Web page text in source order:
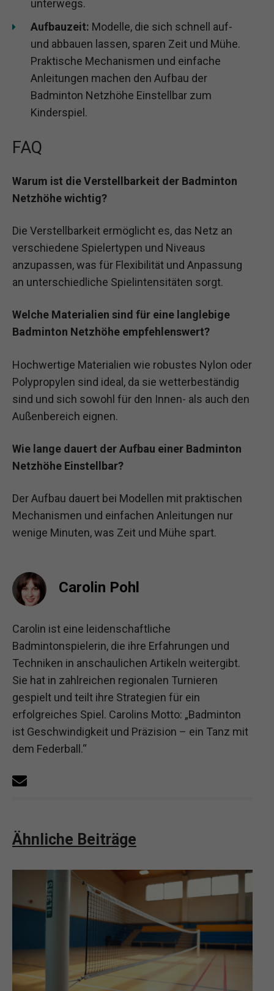
unterwegs.
Aufbauzeit: Modelle, die sich schnell auf-
und abbauen lassen, sparen Zeit und Mühe.
Praktische Mechanismen und einfache
Anleitungen machen den Aufbau der
Badminton Netzhöhe Einstellbar zum
Kinderspiel.
FAQ
Warum ist die Verstellbarkeit der Badminton
Netzhöhe wichtig?
Die Verstellbarkeit ermöglicht es, das Netz an
verschiedene Spielertypen und Niveaus
anzupassen, was für Flexibilität und Anpassung
an unterschiedliche Spielintensitäten sorgt.
Welche Materialien sind für eine langlebige
Badminton Netzhöhe empfehlenswert?
Hochwertige Materialien wie robustes Nylon oder
Polypropylen sind ideal, da sie wetterbeständig
sind und sich sowohl für den Innen- als auch den
Außenbereich eignen.
Wie lange dauert der Aufbau einer Badminton
Netzhöhe Einstellbar?
Der Aufbau dauert bei Modellen mit praktischen
Mechanismen und einfachen Anleitungen nur
wenige Minuten, was Zeit und Mühe spart.
Carolin Pohl
Carolin ist eine leidenschaftliche
Badmintonspielerin, die ihre Erfahrungen und
Techniken in anschaulichen Artikeln weitergibt.
Sie hat in zahlreichen regionalen Turnieren
gespielt und teilt ihre Strategien für ein
erfolgreiches Spiel. Carolins Motto: „Badminton
ist Geschwindigkeit und Präzision – ein Tanz mit
dem Federball.“
Ähnliche Beiträge